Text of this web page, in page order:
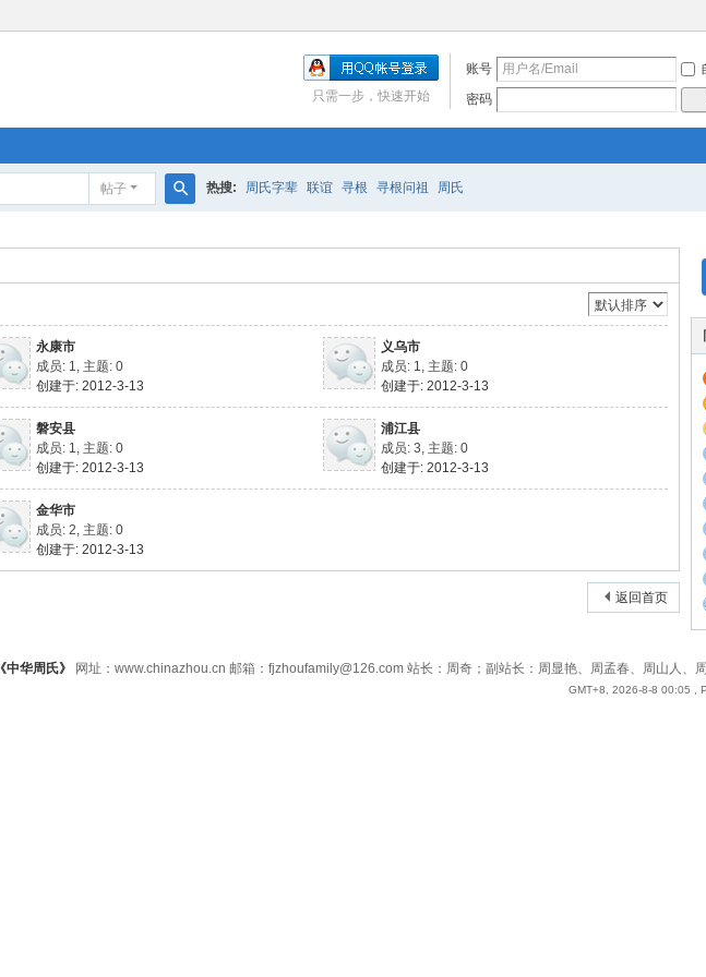
账号
密码
只需一步，快速开始
帖子
索
热搜: 周氏字辈 联谊 寻根 寻根问祖 周氏
永康市
成员: 1, 主题: 0
创建于: 2012-3-13
义乌市
成员: 1, 主题: 0
创建于: 2012-3-13
磐安县
成员: 1, 主题: 0
创建于: 2012-3-13
浦江县
成员: 3, 主题: 0
创建于: 2012-3-13
金华市
成员: 2, 主题: 0
创建于: 2012-3-13
返回首页
《中华周氏》 网址：www.chinazhou.cn 邮箱：fjzhoufamily@126.com 站长：周奇；副站长：周显艳、周孟春、周山人、
GMT+8, 2026-8-8 00:05 ,